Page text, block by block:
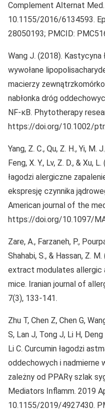
Complement Alternat
10.1155/2016/6134593.
28050193; PMCID:
Wang J. (2018). Kastycyna
wywołane
macierzy
nabłonka dróg
NF-κB. Phytotherapy
https://doi.org/10.1002/
Yang, Z. C., Qu, Z. H., Yi, M.
Feng, X. Y., Lv, Z. D., & Xu,
łagodzi alergiczne
ekspresję czynnika
American journal of the
https://doi.org/10.1097/
Zare, A., Farzaneh, P.,
Shahabi, S., & Hassan, Z.
extract modulates allergic
mice. Iranian journal of
7(3), 133-141.
Zhu T, Chen Z, Chen G,
S, Lan J, Tong J, Li H, Deng
Li C. Curcumin łagodzi
oddechowych i nadmierne
zależny od PPARγ szlak
Mediators Inflamm. 2019
10.1155/2019/4927430.